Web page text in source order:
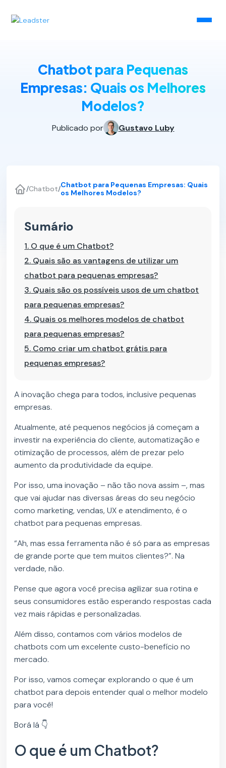
Chatbot para Pequenas
Empresas: Quais os Melhores
Modelos?
Publicado por Gustavo Luby
/Chatbot/Chatbot para Pequenas Empresas: Quais
os Melhores Modelos?
Sumário
1. O que é um Chatbot?
2. Quais são as vantagens de utilizar um
chatbot para pequenas empresas?
3. Quais são os possíveis usos de um chatbot
para pequenas empresas?
4. Quais os melhores modelos de chatbot
para pequenas empresas?
5. Como criar um chatbot grátis para
pequenas empresas?
A inovação chega para todos, inclusive pequenas
empresas.
Atualmente, até pequenos negócios já começam a
investir na experiência do cliente, automatização e
otimização de processos, além de prezar pelo
aumento da produtividade da equipe.
Por isso, uma inovação – não tão nova assim –, mas
que vai ajudar nas diversas áreas do seu negócio
como marketing, vendas, UX e atendimento, é o
chatbot para pequenas empresas.
“Ah, mas essa ferramenta não é só para as empresas
de grande porte que tem muitos clientes?”. Na
verdade, não.
Pense que agora você precisa agilizar sua rotina e
seus consumidores estão esperando respostas cada
vez mais rápidas e personalizadas.
Além disso, contamos com vários modelos de
chatbots com um excelente custo-benefício no
mercado.
Por isso, vamos começar explorando o que é um
chatbot para depois entender qual o melhor modelo
para você!
Borá lá 👇
O que é um Chatbot?